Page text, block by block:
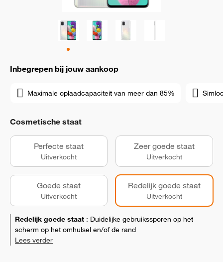
Inbegrepen bij jouw aankoop
Maximale oplaadcapaciteit van meer dan 85%
Cosmetische staat
Perfecte staat
Uitverkocht
Zeer goede staat
Uitverkocht
Goede staat
Uitverkocht
Redelijk goede staat
Uitverkocht
Redelijk goede staat : Duidelijke gebruikssporen op het
scherm op het omhulsel en/of de rand
Lees verder